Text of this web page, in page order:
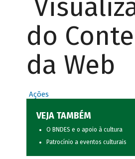
do
da Web
Ações
VEJA TAMBÉM
O BNDES e o apoio à cultura
Patrocínio a eventos culturais